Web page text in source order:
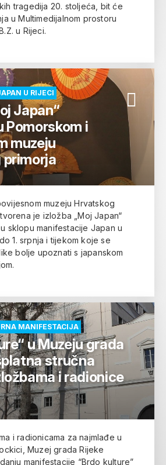
tragedija 20. stoljeća, bit će
u Multimedijalnom prostoru
u Rijeci.
U RIJECI
Japan“
Pomorskom i
muzeju
muzeju Hrvatskog
je izložba „Moj Japan“
sklopu manifestacije Japan u
1. srpnja i tijekom koje se
bolje upoznati s japanskom
MANIFESTACIJA
u Muzeju grada
stručna
i radionice
i radionicama za najmlađe u
Muzej grada Rijeke
manifestacije “Brdo kulture”